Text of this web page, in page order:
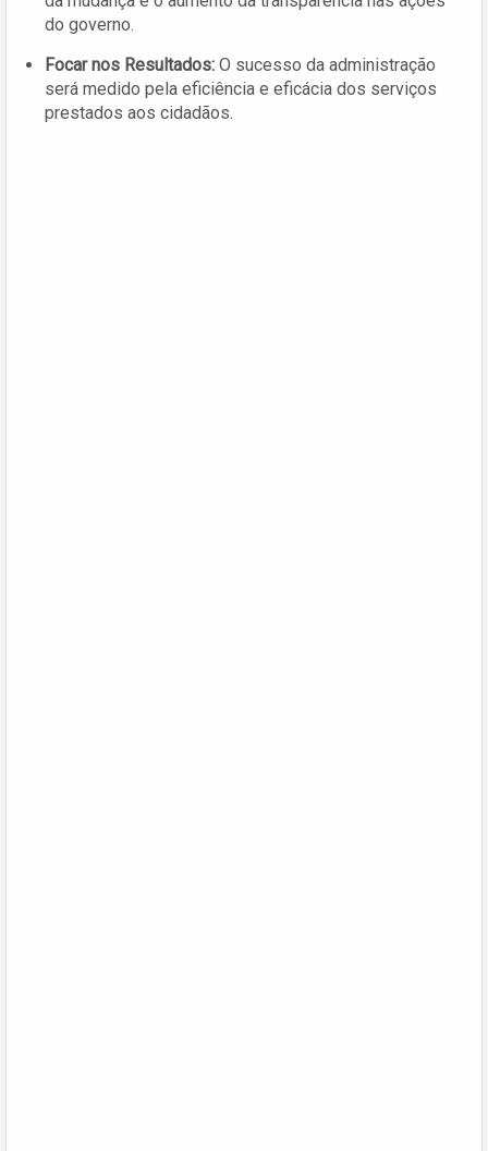
do governo.
Focar nos Resultados: O sucesso da administração
será medido pela eficiência e eficácia dos serviços
prestados aos cidadãos.